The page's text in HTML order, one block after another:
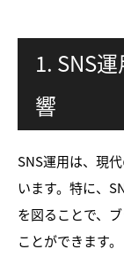
1. SNS
響
SNS運用は、現
います。特に、
を図ることで、
ことができます